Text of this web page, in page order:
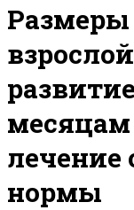
Размеры
лечение
нормы